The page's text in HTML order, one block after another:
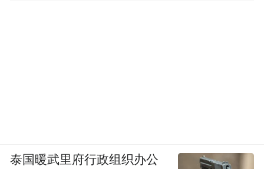
泰国暖武里府行政组织办公